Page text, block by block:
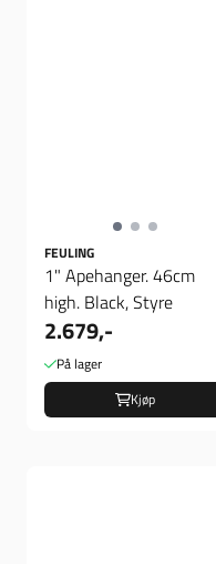
FEULING
1" Apehanger. 46cm
high. Black, Styre
2.679,-
På lager
Kjøp